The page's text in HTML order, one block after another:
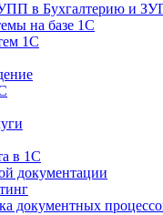
в Бухгалтерию и
на базе 1С
1С
в 1С
документации
документных